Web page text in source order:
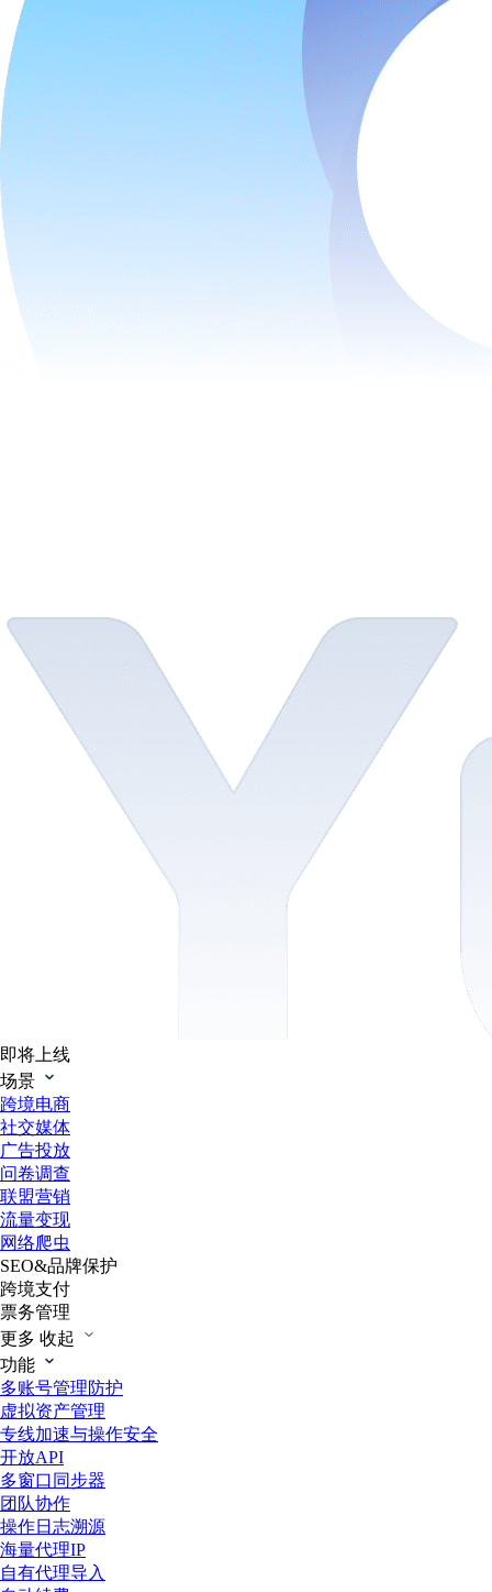
即将上线
场景
跨境电商
社交媒体
广告投放
问卷调查
联盟营销
流量变现
网络爬虫
SEO&品牌保护
跨境支付
票务管理
更多 收起
功能
多账号管理防护
虚拟资产管理
专线加速与操作安全
开放API
多窗口同步器
团队协作
操作日志溯源
海量代理IP
自有代理导入